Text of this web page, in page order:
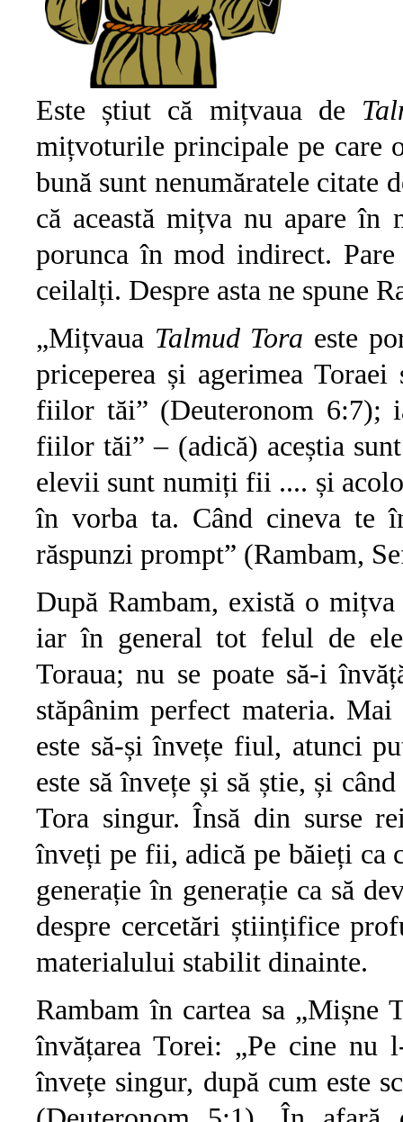
Este știut că mițvaua de
mițvoturile principale pe care
bună sunt nenumăratele citate
că această mițva nu apare
porunca în mod indirect.
ceilalți. Despre asta ne spune
„Mițvaua Talmud Tora este
priceperea și agerimea
fiilor tăi” (Deuteronom 6:7);
fiilor tăi” – (adică) aceștia
elevii sunt numiți fii .... și
în vorba ta. Când cineva te
răspunzi prompt” (Rambam,
După Rambam, există o
iar în general tot felul de
Toraua; nu se poate să-i
stăpânim perfect materia.
este să-și învețe fiul, atunci
este să învețe și să știe, și
Tora singur. Însă din surse
înveți pe fii, adică pe băieți ca
generație în generație ca să
despre cercetări științifice
materialului stabilit dinainte.
Rambam în cartea sa „Mișne
învățarea Torei: „Pe cine nu
învețe singur, după cum este